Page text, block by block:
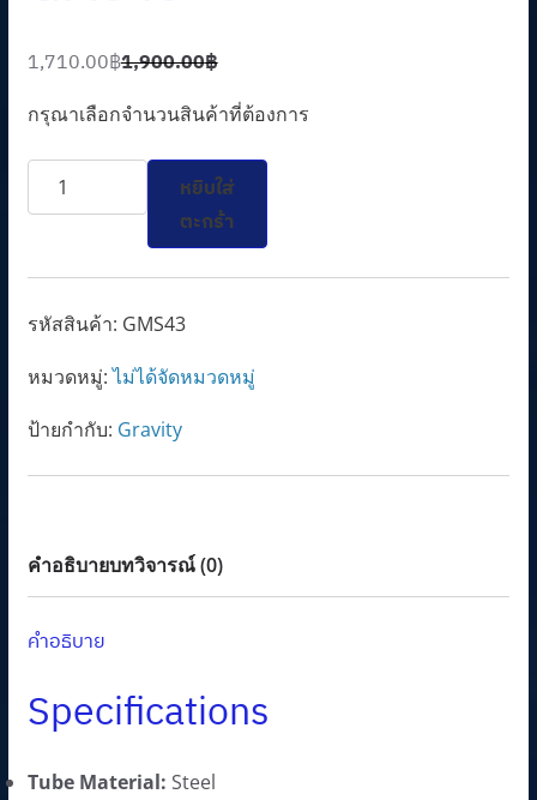
1,900.00฿
O
r
i
a
r
e
s
1
9
0
1,710.00฿
C
u
e
t
i
i
1
7
0
0
กรุณาเลือกจำนวนสินค้าที่ต้องการ
จำนวน
GMS43
หยิบใส่
ตะกร้า
รหัสสินค้า: GMS43
หมวดหมู่:ไม่ได้จัดหมวดหมู่
ป้ายกำกับ: Gravity
คำอธิบายบทวิจารณ์ (0)
คำอธิบาย
Specifications
Tube Material: Steel